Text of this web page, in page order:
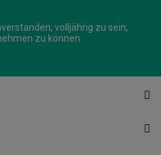
volljährig zu sein,
zu können